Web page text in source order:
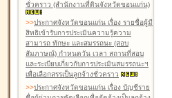
ชั่วคราว (สำนักงานที่ดินจังหวัดขอนแก่น)
>>ประกาศจังหวัดขอนแก่น เรื่อง รายชื่อผู้มี
สิทธิเข้ารับการประเมินความรู้ความ
สามารถ ทักษะ และสมรรถนะ (สอบ
สัมภาษณ์) กำหนดวัน เวลา สถานที่สอบ
และระเบียบเกี่ยวกับการประเมินสมรรถนะฯ
เพื่อเลือกสรรเป็นลูกจ้างชั่วคราว
>>ประกาศจังหวัดขอนแก่น เรื่อง บัญชีราย